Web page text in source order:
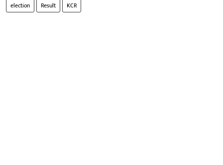
election Result KCR